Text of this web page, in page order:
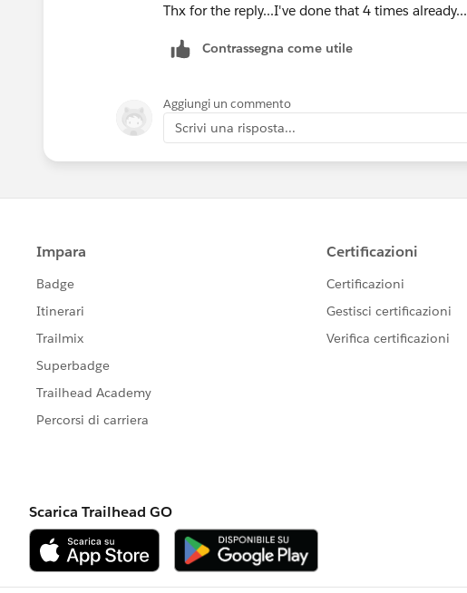
Thx for the reply...I've done that 4 times already...
Contrassegna come utile
Aggiungi un commento
Scrivi una risposta...